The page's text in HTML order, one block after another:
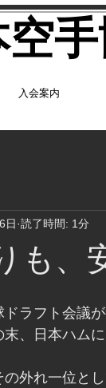
空
入会案内
も、
日 読了時間: 1分
ラフト会議が
、日本ハムに
外れ一位と